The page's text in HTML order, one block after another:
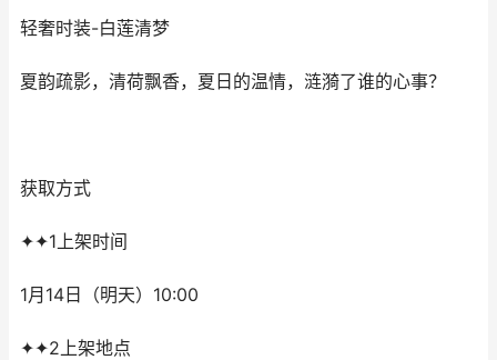
轻奢时装-白莲清梦
夏韵疏影，清荷飘香，夏日的温情，涟漪了谁的心事？
获取方式
✦✦1上架时间
1月14日（明天）10:00
✦✦2上架地点